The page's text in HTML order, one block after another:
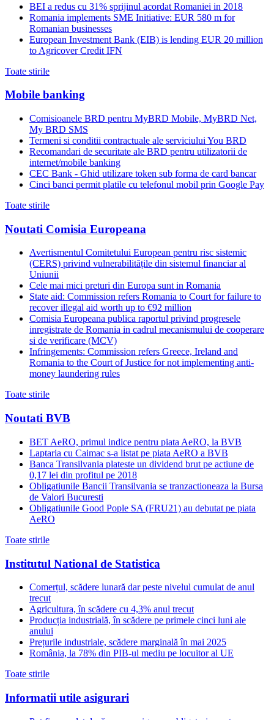
BEI a redus cu 31% sprijinul acordat Romaniei in 2018
Romania implements SME Initiative: EUR 580 m for
Romanian businesses
European Investment Bank (EIB) is lending EUR 20 million
to Agricover Credit IFN
Toate stirile
Mobile banking
Comisioanele BRD pentru MyBRD Mobile, MyBRD Net,
My BRD SMS
Termeni si conditii contractuale ale serviciului You BRD
Recomandari de securitate ale BRD pentru utilizatorii de
internet/mobile banking
CEC Bank - Ghid utilizare token sub forma de card bancar
Cinci banci permit platile cu telefonul mobil prin Google Pay
Toate stirile
Noutati Comisia Europeana
Avertismentul Comitetului European pentru risc sistemic
(CERS) privind vulnerabilitățile din sistemul financiar al
Uniunii
Cele mai mici preturi din Europa sunt in Romania
State aid: Commission refers Romania to Court for failure to
recover illegal aid worth up to €92 million
Comisia Europeana publica raportul privind progresele
inregistrate de Romania in cadrul mecanismului de cooperare
si de verificare (MCV)
Infringements: Commission refers Greece, Ireland and
Romania to the Court of Justice for not implementing anti-
money laundering rules
Toate stirile
Noutati BVB
BET AeRO, primul indice pentru piata AeRO, la BVB
Laptaria cu Caimac s-a listat pe piata AeRO a BVB
Banca Transilvania plateste un dividend brut pe actiune de
0,17 lei din profitul pe 2018
Obligatiunile Bancii Transilvania se tranzactioneaza la Bursa
de Valori Bucuresti
Obligatiunile Good Pople SA (FRU21) au debutat pe piata
AeRO
Toate stirile
Institutul National de Statistica
Comerțul, scădere lunară dar peste nivelul cumulat de anul
trecut
Agricultura, în scădere cu 4,3% anul trecut
Producția industrială, în scădere pe primele cinci luni ale
anului
Prețurile industriale, scădere marginală în mai 2025
România, la 78% din PIB-ul mediu pe locuitor al UE
Toate stirile
Informatii utile asigurari